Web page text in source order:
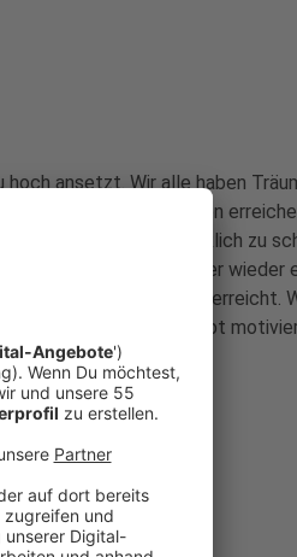
ansetzt. Wir alle haben
um die sehr großen davon
was in einem Jahr wirklich zu
hoch ansetzt, wird immer
Ziele nicht direkt erreicht.
Zieles erreicht, bleibt